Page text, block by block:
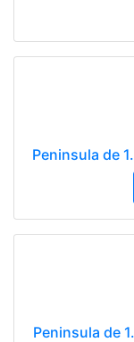
Peninsula de
Peninsula de